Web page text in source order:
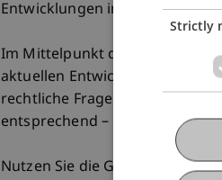
Entwicklungen informieren
Im Mittelpunkt der diesjährigen
aktuellen Entwicklungen am
rechtliche Fragestellungen
entsprechend – ein Blick über
Nutzen Sie die Gelegenheit,
Strictly